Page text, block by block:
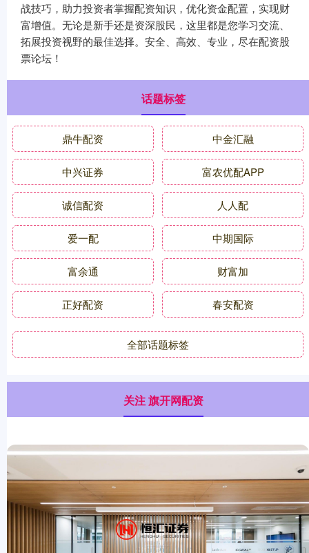
战技巧，助力投资者掌握配资知识，优化资金配置，实现财
富增值。无论是新手还是资深股民，这里都是您学习交流、
拓展投资视野的最佳选择。安全、高效、专业，尽在配资股
票论坛！
话题标签
鼎牛配资 中金汇融
中兴证券 富农优配APP
诚信配资 人人配
爱一配 中期国际
富余通 财富加
正好配资 春安配资
全部话题标签
关注 旗开网配资